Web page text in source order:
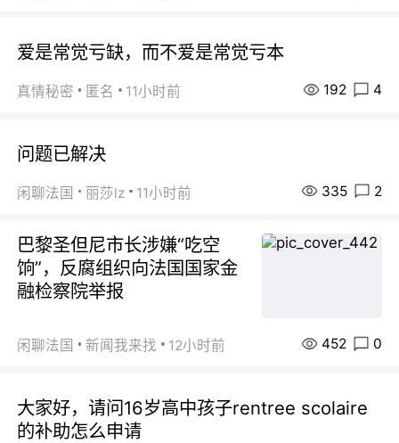
爱是常觉亏缺，而不爱是常觉亏本
真情秘密 匿名 11小时前 192 4
问题已解决
闲聊法国 丽莎lz 11小时前 335 2
巴黎圣但尼市长涉嫌“吃空
饷”，反腐组织向法国国家金
融检察院举报
闲聊法国 新闻我来找 12小时前 452 0
大家好，请问16岁高中孩子rentree scolaire
的补助怎么申请